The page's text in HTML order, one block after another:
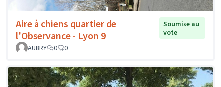
Aire à chiens quartier de
l'Observance - Lyon 9
Soumise au
vote
AUBRY
0 0